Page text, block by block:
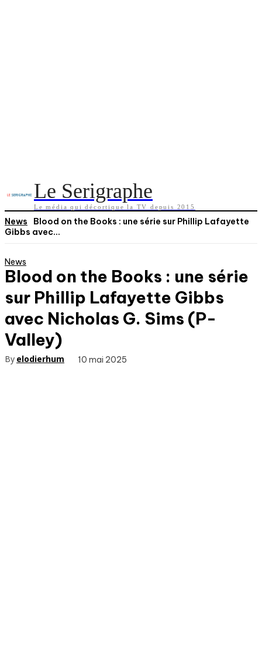
Le Serigraphe
Le média qui décortique la TV depuis 2015
News
Blood on the Books : une série sur Phillip Lafayette
Gibbs avec...
News
Blood on the Books : une série
sur Phillip Lafayette Gibbs
avec Nicholas G. Sims (P-
Valley)
By elodierhum 10 mai 2025